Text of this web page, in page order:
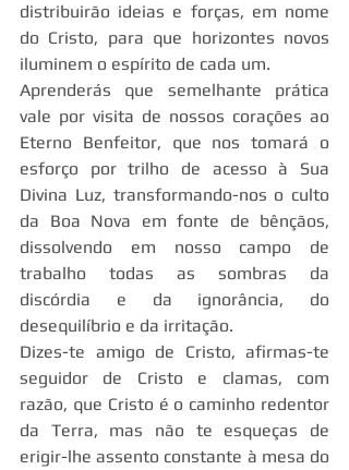
distribuirão ideias e forças, em nome
do Cristo, para que horizontes novos
iluminem o espírito de cada um.
Aprenderás que semelhante prática
vale por visita de nossos corações ao
Eterno Benfeitor, que nos tomará o
esforço por trilho de acesso à Sua
Divina Luz, transformando-nos o culto
da Boa Nova em fonte de bênçãos,
dissolvendo em nosso campo de
trabalho todas as sombras da
discórdia e da ignorância, do
desequilíbrio e da irritação.
Dizes-te amigo de Cristo, afirmas-te
seguidor de Cristo e clamas, com
razão, que Cristo é o caminho redentor
da Terra, mas não te esqueças de
erigir-lhe assento constante à mesa do